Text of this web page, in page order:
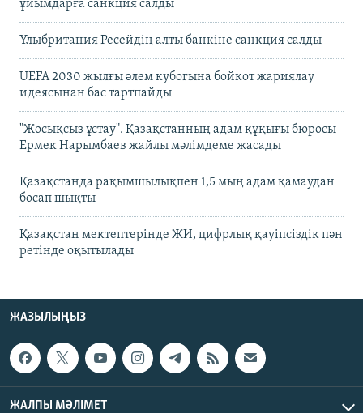
ұйымдарға санкция салды
Ұлыбритания Ресейдің алты банкіне санкция салды
UEFA 2030 жылғы әлем кубогына бойкот жариялау
идеясынан бас тартпайды
"Жосықсыз ұстау". Қазақстанның адам құқығы бюросы
Ермек Нарымбаев жайлы мәлімдеме жасады
Қазақстанда рақымшылықпен 1,5 мың адам қамаудан
босап шықты
Қазақстан мектептерінде ЖИ, цифрлық қауіпсіздік пән
ретінде оқытылады
ЖАЗЫЛЫҢЫЗ
ЖАЛПЫ МӘЛІМЕТ